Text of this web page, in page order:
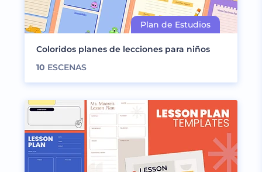
Coloridos planes de lecciones para niños
10 ESCENAS